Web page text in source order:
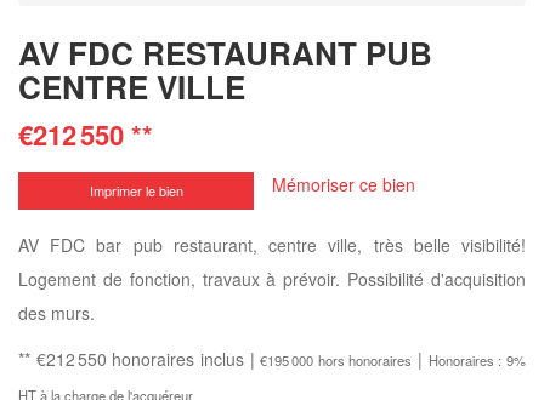
AV FDC RESTAURANT PUB
CENTRE VILLE
€212 550**
Imprimer le bien Mémoriser ce bien
AV FDC bar pub restaurant, centre ville, très belle visibilité!
Logement de fonction, travaux à prévoir. Possibilité d'acquisition
des murs.
** €212 550 honoraires inclus |€195 000 hors honoraires | Honoraires : 9%
HT à la charge de l'acquéreur